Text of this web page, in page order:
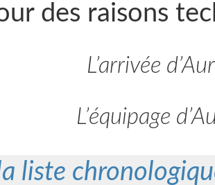
des raisons
L’arrivée
L’équipage
liste